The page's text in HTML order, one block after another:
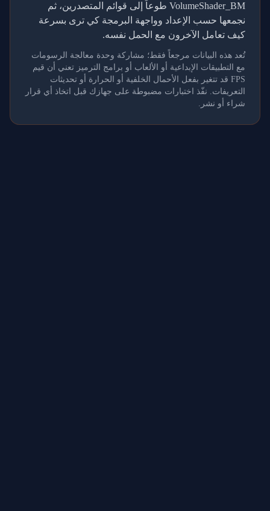
VolumeShader_BM طوعاً إلى قوائم المتصدرين، ثم
نجمعها حسب الإعداد وواجهة البرمجة كي ترى بسرعة
كيف تعامل الآخرون مع الحمل نفسه.
تُعد هذه البيانات مرجعاً فقط؛ مشاركة وحدة معالجة الرسومات
مع التطبيقات الإبداعية أو الألعاب أو برامج الترميز تعني أن قيم
FPS قد تتغير بفعل الأحمال الخلفية أو الحرارة أو تحديثات
التعريفات. نفّذ اختبارات مضبوطة على جهازك قبل اتخاذ أي قرار
شراء أو نشر.